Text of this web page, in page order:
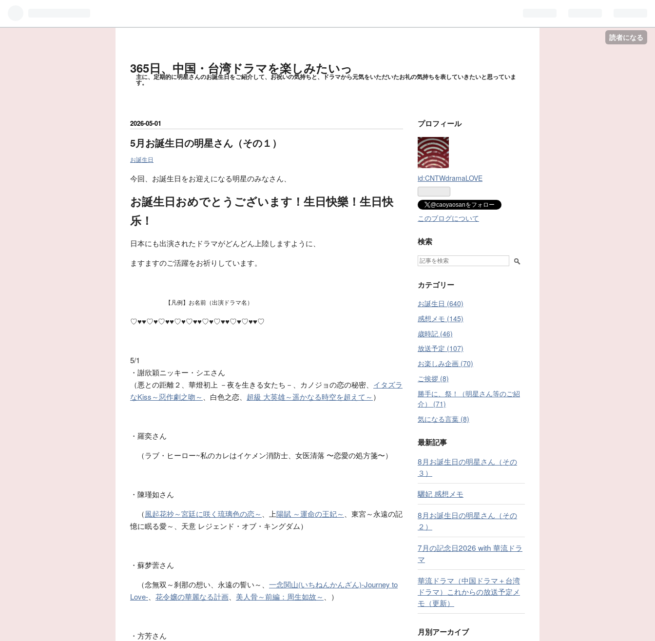
読者になる
365日、中国・台湾ドラマを楽しみたいっ
主に、定期的に明星さんのお誕生日をご紹介して、お祝いの気持ちと、ドラマから元気をいただいたお礼の気持ちを表していきたいと思っていま
す。
2026-05-01
5月お誕生日の明星さん（その１）
お誕生日
今回、お誕生日をお迎えになる明星のみなさん、
お誕生日おめでとうございます！生日快樂！生日快
乐！
日本にも出演されたドラマがどんどん上陸しますように、
ますますのご活躍をお祈りしています。
【凡例】お名前（出演ドラマ名）
♡♥♥♡♥♡♥♥♡♥♡♥♥♡♥♡♥♥♡♥♡♥♥♡
5/1
・謝欣穎ニッキー・シエさん
（悪との距離２、華燈初上 －夜を生きる女たち－、カノジョの恋の秘密、 イタズラ
なKiss～惡作劇之吻～
、白色之恋、 超級 大英雄～遥かなる時空を超えて～ ）
・羅奕さん
（ラブ・ヒーロー~私のカレはイケメン消防士、女医清落 〜恋愛の処方箋〜）
・陳瑾如さん
（風起花抄～宮廷に咲く琉璃色の恋～ 、上陽賦 ～運命の王妃～
、東宮～永遠の記
憶に眠る愛～、天意 レジェンド・オブ・キングダム）
・蘇梦蕓さん
（念無双～刹那の想い、永遠の誓い～、 一念関山(いちねんかんざん)-Journey to
Love-
花令嬢の華麗なる計画 美人骨～前編：周生如故～ 、）
・方芳さん
プロフィール
id:CNTWdramaLOVE
@caoyaosanをフォロー
このブログについて
検索
カテゴリー
お誕生日 (640)
感想メモ (145)
歳時記 (46)
放送予定 (107)
お楽しみ企画 (70)
ご挨拶 (8)
勝手に、祭！（明星さん等のご紹
介） (71)
気になる言葉 (8)
最新記事
8月お誕生日の明星さん（その
３）
驪妃 感想メモ
8月お誕生日の明星さん（その
２）
7月の記念日2026 with 華流ドラ
マ
華流ドラマ（中国ドラマ＋台湾
ドラマ）これからの放送予定メ
モ（更新）
月別アーカイブ